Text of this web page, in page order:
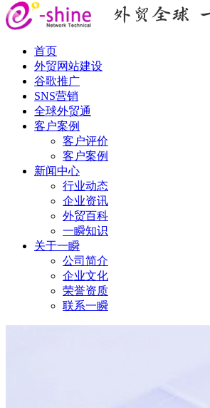
首页
外贸网站建设
谷歌推广
SNS营销
全球外贸通
客户案例
客户评价
客户案例
新闻中心
行业动态
企业资讯
外贸百科
一瞬知识
关于一瞬
公司简介
企业文化
荣誉资质
联系一瞬